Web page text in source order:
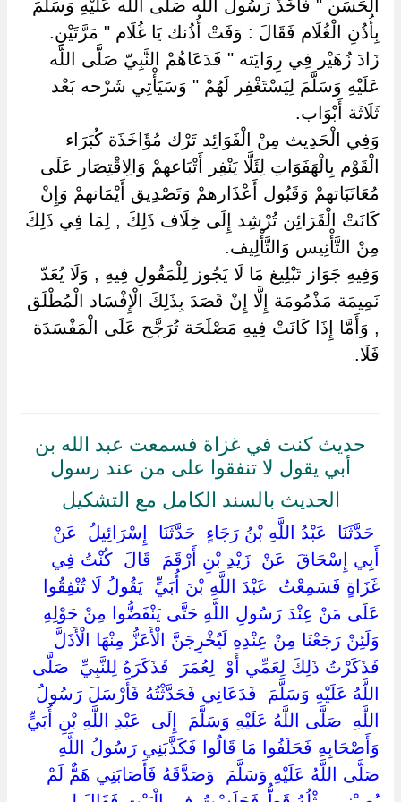
الْحَسَن " فَأَخَذَ رَسُول اللَّه صَلَّى اللَّه عَلَيْهِ وَسَلَّمَ
بِأُذُنِ الْغُلَام فَقَالَ : وَفَتْ أُذُنك يَا غُلَام " مَرَّتَيْنِ.
زَادَ زُهَيْر فِي رِوَايَته " فَدَعَاهُمْ النَّبِيّ صَلَّى اللَّه
عَلَيْهِ وَسَلَّمَ لِيَسْتَغْفِر لَهُمْ " وَسَيَأْتِي شَرْحه بَعْد
ثَلَاثَة أَبْوَاب.
وَفِي الْحَدِيث مِنْ الْفَوَائِد تَرْك مُؤَاخَذَة كُبَرَاء
الْقَوْم بِالْهَفَوَاتِ لِئَلَّا يَنْفِر أَتْبَاعهمْ وَالِاقْتِصَار عَلَى
مُعَاتَبَاتهمْ وَقَبُول أَعْذَارهمْ وَتَصْدِيق أَيْمَانهمْ وَإِنْ
كَانَتْ الْقَرَائِن تُرْشِد إِلَى خِلَاف ذَلِكَ , لِمَا فِي ذَلِكَ
مِنْ التَّأْنِيس وَالتَّأْلِيف.
وَفِيهِ جَوَاز تَبْلِيغ مَا لَا يَجُوز لِلْمَقُولِ فِيهِ , وَلَا يُعَدّ
نَمِيمَة مَذْمُومَة إِلَّا إِنْ قَصَدَ بِذَلِكَ الْإِفْسَاد الْمُطْلَق
, وَأَمَّا إِذَا كَانَتْ فِيهِ مَصْلَحَة تُرَجَّح عَلَى الْمَفْسَدَة
فَلَا.
حديث كنت في غزاة فسمعت عبد الله بن
أبي يقول لا تنفقوا على من عند رسول
الحديث بالسند الكامل مع التشكيل
‏ ‏حَدَّثَنَا ‏ ‏عَبْدُ اللَّهِ بْنُ رَجَاءٍ ‏ ‏حَدَّثَنَا ‏ ‏إِسْرَائِيلُ ‏ ‏عَنْ ‏
‏أَبِي إِسْحَاقَ ‏ ‏عَنْ ‏ ‏زَيْدِ بْنِ أَرْقَمَ ‏ ‏قَالَ ‏ ‏كُنْتُ فِي
غَزَاةٍ فَسَمِعْتُ ‏ ‏عَبْدَ اللَّهِ بْنَ أُبَيٍّ ‏ ‏يَقُولُ لَا تُنْفِقُوا
عَلَى مَنْ عِنْدَ رَسُولِ اللَّهِ حَتَّى يَنْفَضُّوا مِنْ حَوْلِهِ
وَلَئِنْ رَجَعْنَا مِنْ عِنْدِهِ لَيُخْرِجَنَّ الْأَعَزُّ مِنْهَا الْأَذَلَّ
فَذَكَرْتُ ذَلِكَ لِعَمِّي أَوْ ‏ ‏لِعُمَرَ ‏ ‏فَذَكَرَهُ لِلنَّبِيِّ ‏ ‏صَلَّى
اللَّهُ عَلَيْهِ وَسَلَّمَ ‏ ‏فَدَعَانِي فَحَدَّثْتُهُ فَأَرْسَلَ رَسُولُ
اللَّهِ ‏ ‏صَلَّى اللَّهُ عَلَيْهِ وَسَلَّمَ ‏ ‏إِلَى ‏ ‏عَبْدِ اللَّهِ بْنِ أُبَيٍّ ‏
‏وَأَصْحَابِهِ فَحَلَفُوا مَا قَالُوا فَكَذَّبَنِي رَسُولُ اللَّهِ ‏
‏صَلَّى اللَّهُ عَلَيْهِ وَسَلَّمَ ‏ ‏وَصَدَّقَهُ فَأَصَابَنِي هَمٌّ لَمْ